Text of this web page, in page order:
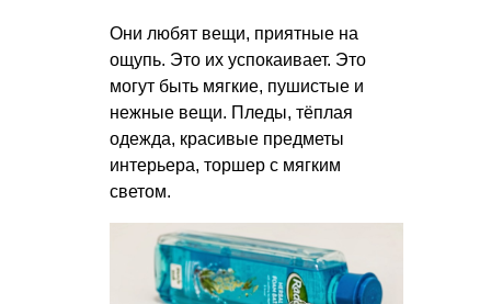
Они любят вещи, приятные на
ощупь. Это их успокаивает. Это
могут быть мягкие, пушистые и
нежные вещи. Пледы, тёплая
одежда, красивые предметы
интерьера, торшер с мягким
светом.